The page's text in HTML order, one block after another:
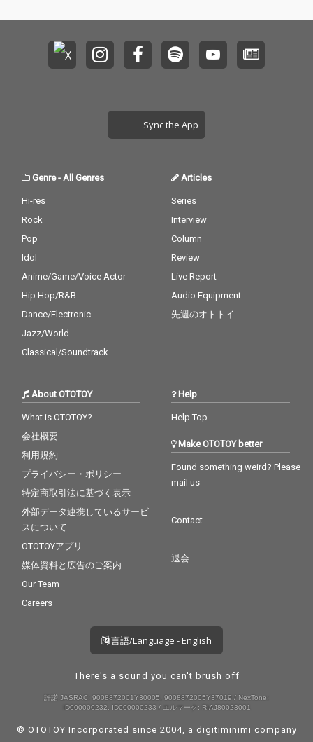
Sync the App
Genre- All Genres
Hi-res
Rock
Pop
Idol
Anime/Game/Voice Actor
Hip Hop/R&B
Dance/Electronic
Jazz/World
Classical/Soundtrack
Articles
Series
Interview
Column
Review
Live Report
Audio Equipment
先週のオトトイ
About OTOTOY
What is OTOTOY?
会社概要
利用規約
プライバシー・ポリシー
特定商取引法に基づく表示
外部データ連携しているサービ
スについて
OTOTOYアプリ
媒体資料と広告のご案内
Our Team
Careers
Help
Help Top
Make OTOTOY better
Found something weird? Please
mail us
Contact
退会
言語/Language - English
There's a sound you can't brush off
許諾 JASRAC: 9008872001Y30005, 9008872005Y37019 / NexTone:
ID000000232, ID000000233 / エルマーク: RIAJ80023001
© OTOTOY Incorporated since 2004, a digitiminimi company